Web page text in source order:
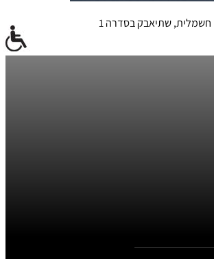
המכונית האמיתית הראשונה תושק בשנה הבאה, אבל וולוו כבר מכינה אותנו לפלטפורמה המודולרית החדשה של הקומפקטית היוקרתית, ובחלק מן הגרסאות גם חשמלית, שתיאבק בסדרה 1